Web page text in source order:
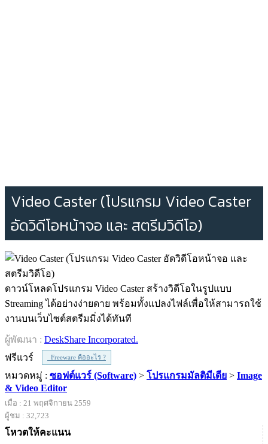
Video Caster (โปรแกรม Video Caster
อัดวิดีโอหน้าจอ และ สตรีมวิดีโอ)
ดาวน์โหลดโปรแกรม Video Caster สร้างวิดีโอในรูปแบบ
Streaming ได้อย่างง่ายดาย พร้อมทั้งแปลงไฟล์เพื่อให้สามารถใช้
งานบนเว็บไซต์สตรีมมิ่งได้ทันที
ผู้พัฒนา : DeskShare Incorporated.
ฟรีแวร์
Freeware คืออะไร ?
หมวดหมู่ : ซอฟต์แวร์ (Software) > โปรแกรมมัลติมีเดีย > Image
& Video Editor
เมื่อ : 21 พฤศจิกายน 2559
ผู้ชม : 32,723
โหวตให้คะแนน